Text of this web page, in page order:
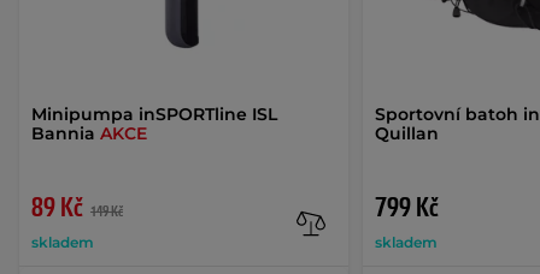
Minipumpa inSPORTline ISL
Bannia AKCE
89 Kč 149 Kč
skladem
Sportovní batoh
Quillan
799 Kč
skladem